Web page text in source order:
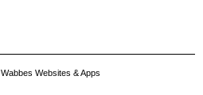
Wabbes Websites & Apps